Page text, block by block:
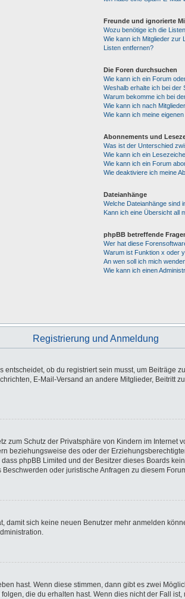
Freunde und ignorierte
Wozu benötige ich die
Wie kann ich Mitglieder zur
Listen entfernen?
Die Foren durchsuchen
Wie kann ich ein Forum
Weshalb erhalte ich bei der
Warum bekomme ich bei
Wie kann ich nach
Wie kann ich meine
Abonnements und
Was ist der Unterschied
Wie kann ich ein
Wie kann ich ein Forum
Wie deaktiviere ich meine
Dateianhänge
Welche Dateianhänge sind
Kann ich eine Übersicht all
phpBB betreffende
Wer hat diese
Warum ist Funktion x oder
An wen soll ich mich
Wie kann ich einen
Registrierung und Anmeldung
ob du registriert sein musst, um Beiträge
E-Mail-Versand an andere Mitglieder, Beitritt
zum Schutz der Privatsphäre von Kindern im
beziehungsweise des oder der
phpBB Limited und der Besitzer dieses Boards
oder juristische Anfragen zu diesem
sich keine neuen Benutzer mehr anmelden
hast. Wenn diese stimmen, dann gibt es zwei
die du erhalten hast. Wenn dies nicht der Fall